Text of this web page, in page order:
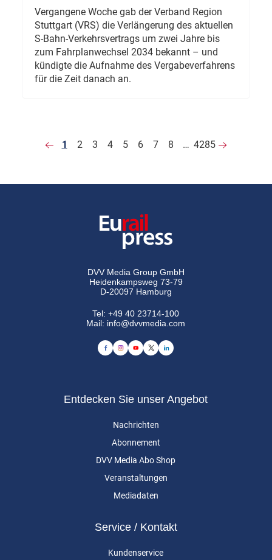
Vergangene Woche gab der Verband Region
Stuttgart (VRS) die Verlängerung des aktuellen
S-Bahn-Verkehrsvertrags um zwei Jahre bis
zum Fahrplanwechsel 2034 bekannt – und
kündigte die Aufnahme des Vergabeverfahrens
für die Zeit danach an.
1 2 3 4 5 6 7 8 … 4285
DVV Media Group GmbH
Heidenkampsweg 73-79
D-20097 Hamburg
Tel:+49 40 23714-100
Mail: info@dvvmedia.com
Entdecken Sie unser Angebot
Nachrichten
Abonnement
DVV Media Abo Shop
Veranstaltungen
Mediadaten
Service / Kontakt
Kundenservice